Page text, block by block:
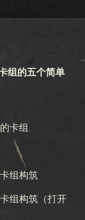
组的五个简单
卡组
组构筑
组构筑（打开